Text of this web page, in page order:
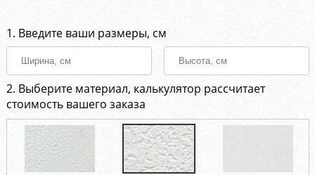
1. Введите ваши размеры, см
2. Выберите материал, калькулятор рассчитает
стоимость вашего заказа